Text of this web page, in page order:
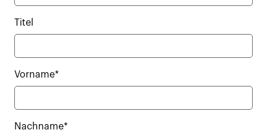
Titel
Vorname*
Nachname*